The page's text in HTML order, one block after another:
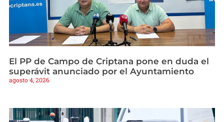
El PP de Campo de Criptana pone en duda el
superávit anunciado por el Ayuntamiento
agosto 4, 2026